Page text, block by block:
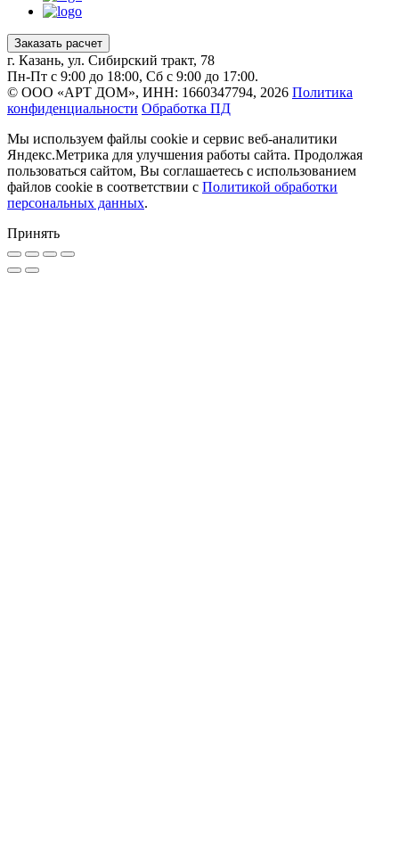
Заказать расчет
г. Казань, ул. Сибирский тракт, 78
Пн-Пт с 9:00 до 18:00, Сб с 9:00 до 17:00.
© ООО «АРТ ДОМ», ИНН: 1660347794, 2026 Политика
конфиденциальности Обработка ПД
Мы используем файлы cookie и сервис веб-аналитики
Яндекс.Метрика для улучшения работы сайта. Продолжая
пользоваться сайтом, Вы соглашаетесь с использованием
файлов cookie в соответствии с Политикой обработки
персональных данных.
Принять